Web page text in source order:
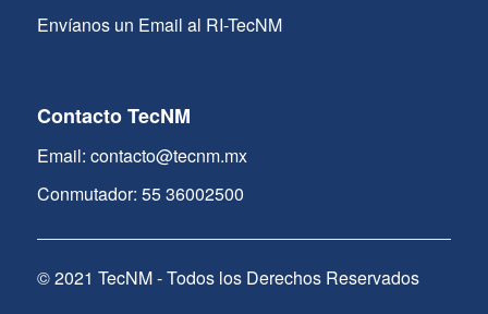
Envíanos un Email al RI-TecNM
Contacto TecNM
Email: contacto@tecnm.mx
Conmutador: 55 36002500
© 2021 TecNM - Todos los Derechos Reservados